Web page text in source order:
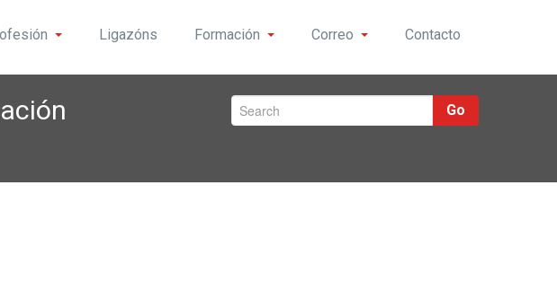
Ligazóns Formación Correo Contacto
Go